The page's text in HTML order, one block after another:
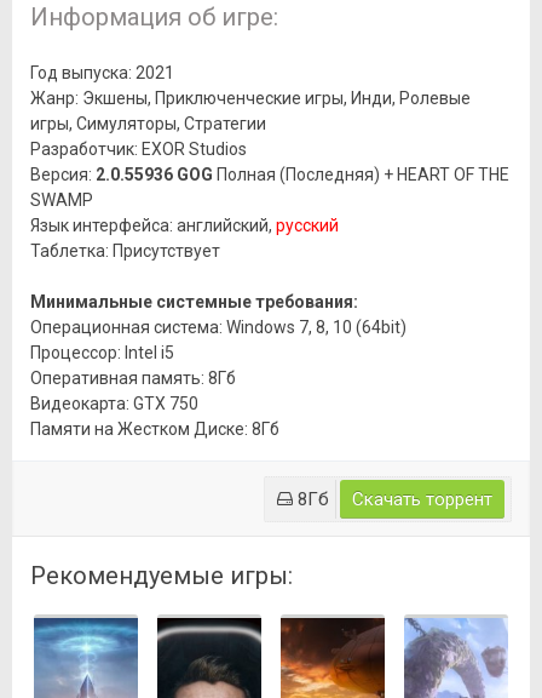
Информация об игре:
Год выпуска: 2021
Жанр: Экшены, Приключенческие игры, Инди, Ролевые
игры, Симуляторы, Стратегии
Разработчик: EXOR Studios
Версия: 2.0.55936 GOG Полная (Последняя) + HEART OF THE
SWAMP
Язык интерфейса: английский, русский
Таблетка: Присутствует
Минимальные системные требования:
Операционная система: Windows 7, 8, 10 (64bit)
Процессор: Intel i5
Оперативная память: 8Гб
Видеокарта: GTX 750
Памяти на Жестком Диске: 8Гб
8Гб Скачать торрент
Рекомендуемые игры: